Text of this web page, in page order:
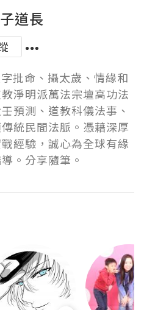
道長
批命、攝太歲、情緣和
淨明派萬法宗壇高功法
預測、道教科儀法事、
統民間法脈。憑藉深厚
經驗，誠心為全球有緣
。分享隨筆。